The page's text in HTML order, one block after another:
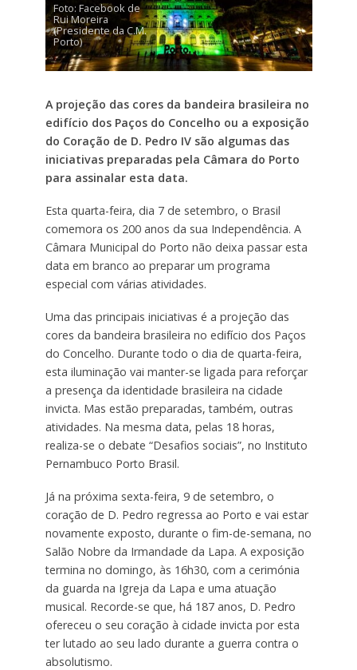
Foto: Facebook de
Rui Moreira
(Presidente da C.M.
Porto)
A projeção das cores da bandeira brasileira no
edifício dos Paços do Concelho ou a exposição
do Coração de D. Pedro IV são algumas das
iniciativas preparadas pela Câmara do Porto
para assinalar esta data.
Esta quarta-feira, dia 7 de setembro, o Brasil
comemora os 200 anos da sua Independência. A
Câmara Municipal do Porto não deixa passar esta
data em branco ao preparar um programa
especial com várias atividades.
Uma das principais iniciativas é a projeção das
cores da bandeira brasileira no edifício dos Paços
do Concelho. Durante todo o dia de quarta-feira,
esta iluminação vai manter-se ligada para reforçar
a presença da identidade brasileira na cidade
invicta. Mas estão preparadas, também, outras
atividades. Na mesma data, pelas 18 horas,
realiza-se o debate “Desafios sociais”, no Instituto
Pernambuco Porto Brasil.
Já na próxima sexta-feira, 9 de setembro, o
coração de D. Pedro regressa ao Porto e vai estar
novamente exposto, durante o fim-de-semana, no
Salão Nobre da Irmandade da Lapa. A exposição
termina no domingo, às 16h30, com a cerimónia
da guarda na Igreja da Lapa e uma atuação
musical. Recorde-se que, há 187 anos, D. Pedro
ofereceu o seu coração à cidade invicta por esta
ter lutado ao seu lado durante a guerra contra o
absolutismo.